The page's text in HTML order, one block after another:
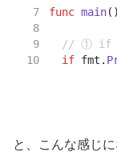
func main
// ① if で
if fmt.
// ＜条
と、こんな感じに